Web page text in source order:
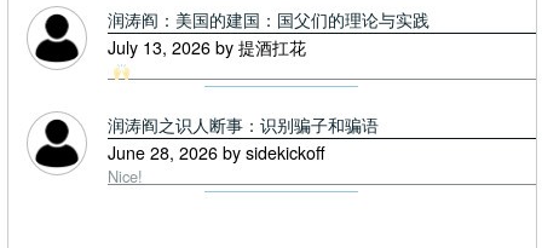
润涛阎：美国的建国：国父们的理论与实践
July 13, 2026 by 提酒扛花
润涛阎之识人断事：识别骗子和骗语
June 28, 2026 by sidekickoff
Nice!